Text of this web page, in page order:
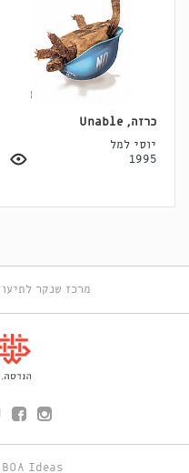
כרזה, Unable
יוסי למל
1995
מרכז שנקר
BOA Ideas